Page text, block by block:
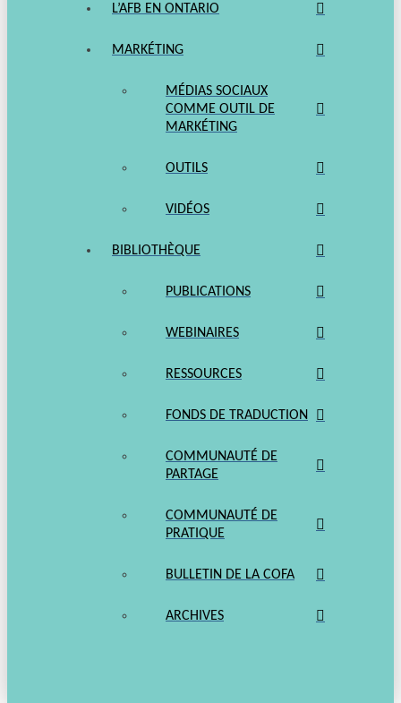
L’AFB EN ONTARIO
MARKÉTING
MÉDIAS SOCIAUX
COMME OUTIL DE
MARKÉTING
OUTILS
VIDÉOS
BIBLIOTHÈQUE
PUBLICATIONS
WEBINAIRES
RESSOURCES
FONDS DE TRADUCTION
COMMUNAUTÉ DE
PARTAGE
COMMUNAUTÉ DE
PRATIQUE
BULLETIN DE LA COFA
ARCHIVES